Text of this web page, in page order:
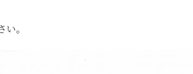
。